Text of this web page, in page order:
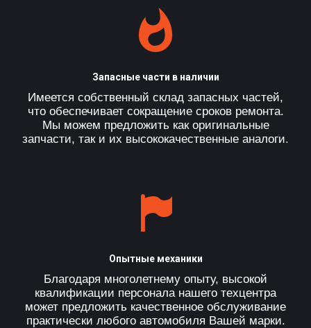
Запасные части в наличии
Имеется собственный склад запасных частей,
что обеспечивает сокращение сроков ремонта.
Мы можем предложить как оригинальные
запчасти, так и их высококачественные аналоги.
Опытные механики
Благодаря многолетнему опыту, высокой
квалификации персонала нашего техцентра
может предложить качественное обслуживание
практически любого автомобиля Вашей марки.